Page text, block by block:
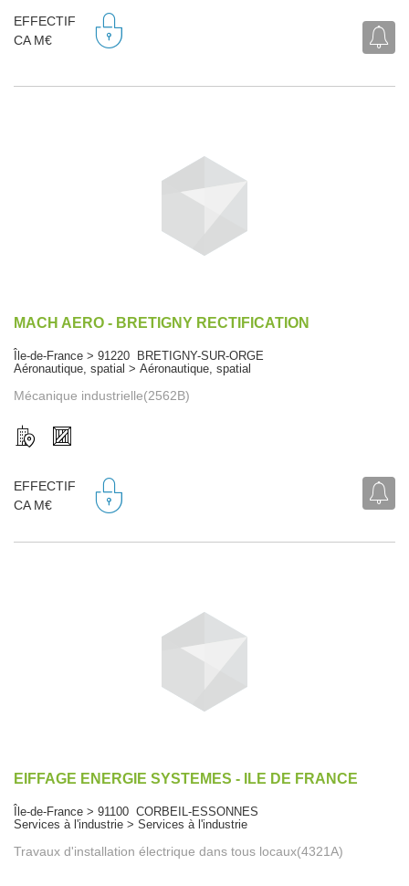
EFFECTIF
CA M€
MACH AERO - BRETIGNY RECTIFICATION
Île-de-France > 91220 BRETIGNY-SUR-ORGE
Aéronautique, spatial > Aéronautique, spatial
Mécanique industrielle(2562B)
EFFECTIF
CA M€
EIFFAGE ENERGIE SYSTEMES - ILE DE FRANCE
Île-de-France > 91100 CORBEIL-ESSONNES
Services à l'industrie > Services à l'industrie
Travaux d'installation électrique dans tous locaux(4321A)